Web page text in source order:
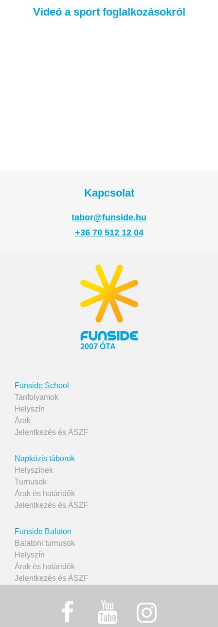
Videó a sport foglalkozásokról
Kapcsolat
tabor@funside.hu
+36 70 512 12 04
2007 ÓTA
Funside School
Tanfolyamok
Helyszín
Árak
Jelentkezés és ÁSZF
Napközis táborok
Helyszínek
Turnusok
Árak és határidők
Jelentkezés és ÁSZF
Funside Balaton
Balatoni turnusok
Helyszín
Árak és határidők
Jelentkezés és ÁSZF